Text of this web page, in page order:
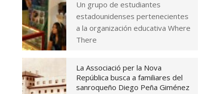
Un grupo de estudiantes
estadounidenses pertenecientes
a la organización educativa Where
There
La Associació per la Nova
República busca a familiares del
sanroqueño Diego Peña Giménez